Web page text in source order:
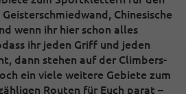
Chinesische
wenn ihr hier schon alles
ihr jeden Griff und jeden
dann stehen auf der Climbers-
ein viele weitere Gebiete zum
Routen für Euch parat –